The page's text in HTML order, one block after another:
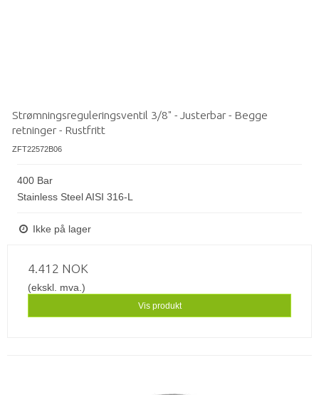
Strømningsreguleringsventil 3/8" - Justerbar - Begge
retninger - Rustfritt
ZFT22572B06
400 Bar
Stainless Steel AISI 316-L
Ikke på lager
4.412 NOK
(ekskl. mva.)
Vis produkt